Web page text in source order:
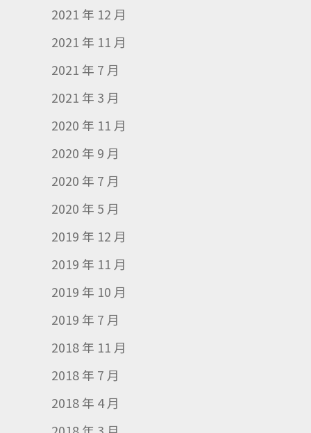
2021 年 12 月
2021 年 11 月
2021 年 7 月
2021 年 3 月
2020 年 11 月
2020 年 9 月
2020 年 7 月
2020 年 5 月
2019 年 12 月
2019 年 11 月
2019 年 10 月
2019 年 7 月
2018 年 11 月
2018 年 7 月
2018 年 4 月